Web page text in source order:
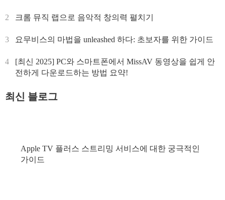
2 크롬 뮤직 랩으로 음악적 창의력 펼치기
3 요무비스의 마법을 unleashed 하다: 초보자를 위한 가이드
4
[최신 2025] PC와 스마트폰에서 MissAV 동영상을 쉽게 안
전하게 다운로드하는 방법 요약!
최신 블로그
Apple TV 플러스 스트리밍 서비스에 대한 궁극적인
가이드